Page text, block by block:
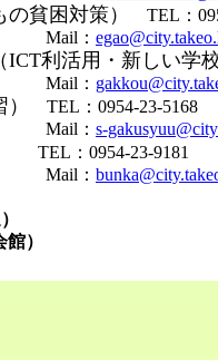
貧困対策）
TEL：
ICT利活用・新しい学校
TEL：0954-23-5168
s-
：0954-23-9181
）